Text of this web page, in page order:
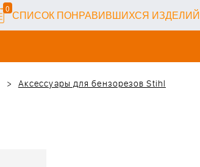
0 СПИСОК ПОНРАВИВШИХСЯ ИЗДЕЛИЙ
Аксессуары для бензорезов Stihl